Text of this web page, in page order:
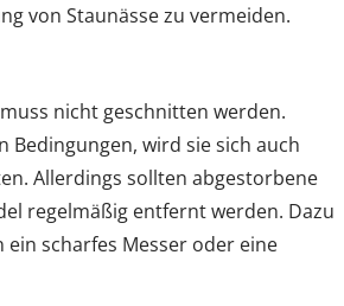
von Staunässe zu vermeiden.
nicht geschnitten werden.
Bedingungen, wird sie sich auch
Allerdings sollten abgestorbene
regelmäßig entfernt werden. Dazu
scharfes Messer oder eine